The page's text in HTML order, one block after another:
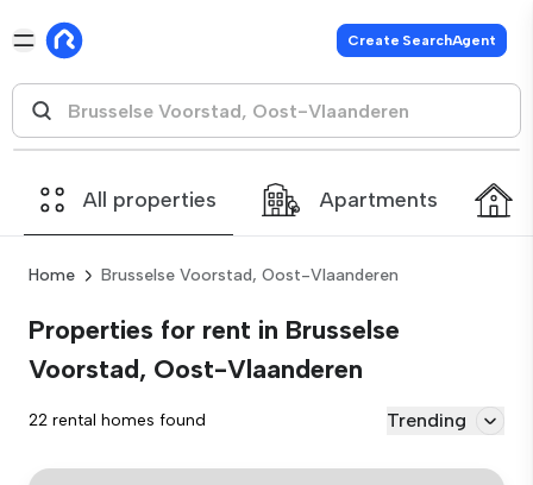
Create SearchAgent
All properties Apartments
Home Brusselse Voorstad, Oost-Vlaanderen
Properties for rent in Brusselse
Voorstad, Oost-Vlaanderen
22 rental homes found Trending